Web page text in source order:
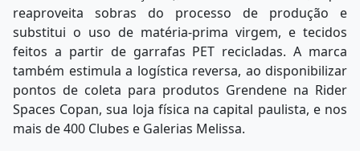
reaproveita sobras do processo de produção e
substitui o uso de matéria-prima virgem, e tecidos
feitos a partir de garrafas PET recicladas. A marca
também estimula a logística reversa, ao disponibilizar
pontos de coleta para produtos Grendene na Rider
Spaces Copan, sua loja física na capital paulista, e nos
mais de 400 Clubes e Galerias Melissa.